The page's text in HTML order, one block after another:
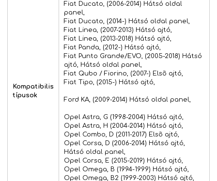
Kompatibilis
típusok
Fiat Ducato, (2006-2014) Hátsó oldal
panel,
Fiat Ducato, (2014-) Hátsó oldal panel,
Fiat Linea, (2007-2013) Hátsó ajtó,
Fiat Linea, (2013-2018) Hátsó ajtó,
Fiat Panda, (2012-) Hátsó ajtó,
Fiat Punto Grande/EVO, (2005-2018) Hátsó
ajtó, Hátsó oldal panel,
Fiat Qubo / Fiorino, (2007-) Elsõ ajtó,
Fiat Tipo, (2015-) Hátsó ajtó,
Ford KA, (2009-2014) Hátsó oldal panel,
Opel Astra, G (1998-2004) Hátsó ajtó,
Opel Astra, H (2004-2014) Hátsó ajtó,
Opel Combo, D (2011-2017) Elsõ ajtó,
Opel Corsa, D (2006-2014) Hátsó ajtó,
Hátsó oldal panel,
Opel Corsa, E (2015-2019) Hátsó ajtó,
Opel Omega, B (1994-1999) Hátsó ajtó,
Opel Omega, B2 (1999-2003) Hátsó ajtó,